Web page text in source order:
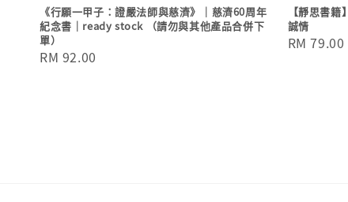
《行願一甲子：證嚴法師與慈濟》｜慈濟60周年
紀念書｜ready stock （請勿與其他產品合併下
單）
Regular
RM 92.00
【靜思書
誠情
Regular
RM 79.00